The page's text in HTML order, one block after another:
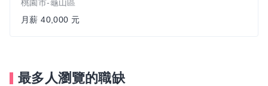
桃園市-龜山區
月薪 40,000 元
最多人瀏覽的職缺